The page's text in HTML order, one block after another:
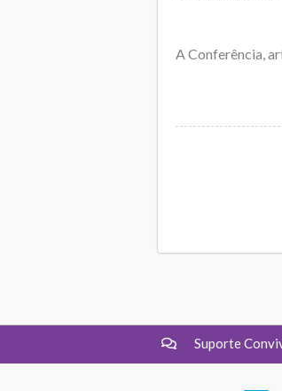
A Conferência,
Suporte